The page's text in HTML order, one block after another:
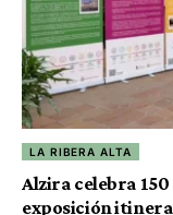
LA RIBERA ALTA
Alzira celebra
exposición